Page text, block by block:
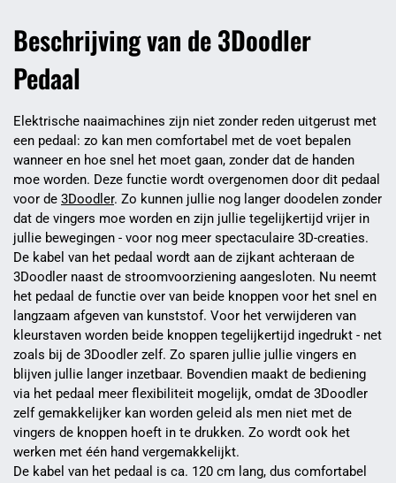
Beschrijving van de 3Doodler
Pedaal
Elektrische naaimachines zijn niet zonder reden uitgerust met
een pedaal: zo kan men comfortabel met de voet bepalen
wanneer en hoe snel het moet gaan, zonder dat de handen
moe worden. Deze functie wordt overgenomen door dit pedaal
voor de 3Doodler. Zo kunnen jullie nog langer doodelen zonder
dat de vingers moe worden en zijn jullie tegelijkertijd vrijer in
jullie bewegingen - voor nog meer spectaculaire 3D-creaties.
De kabel van het pedaal wordt aan de zijkant achteraan de
3Doodler naast de stroomvoorziening aangesloten. Nu neemt
het pedaal de functie over van beide knoppen voor het snel en
langzaam afgeven van kunststof. Voor het verwijderen van
kleurstaven worden beide knoppen tegelijkertijd ingedrukt - net
zoals bij de 3Doodler zelf. Zo sparen jullie jullie vingers en
blijven jullie langer inzetbaar. Bovendien maakt de bediening
via het pedaal meer flexibiliteit mogelijk, omdat de 3Doodler
zelf gemakkelijker kan worden geleid als men niet met de
vingers de knoppen hoeft in te drukken. Zo wordt ook het
werken met één hand vergemakkelijkt.
De kabel van het pedaal is ca. 120 cm lang, dus comfortabel